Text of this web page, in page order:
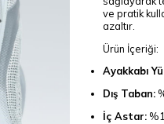
ve pratik
azaltır.
Ürün İçeriği:
Ayakkabı
Dış Taban:
İç Astar: